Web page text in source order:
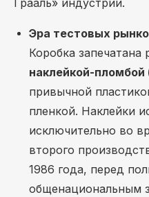
Грааль» индустрии.
Эра тестовых
Коробка запечатана
наклейкой-
привычной
пленкой. Наклейки
исключительно во
второго
1986 года, перед
общенациональным